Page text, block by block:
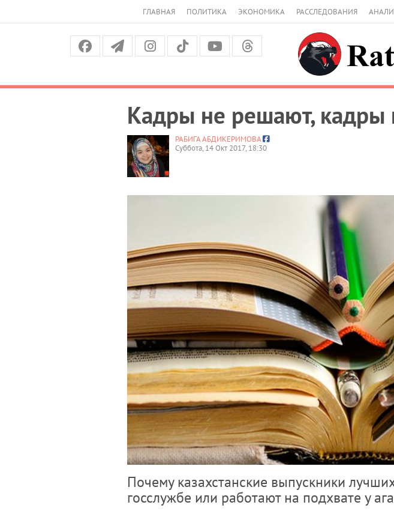
ГЛАВНАЯ ПОЛИТИКА ЭКОНОМИКА РАССЛЕДОВАНИЯ
Кадры не решают, кадры
РАБИГА АБДИКЕРИМОВА
Суббота, 14 Окт 2017, 18:30
Почему казахстанские выпускники
госслужбе или работают на подхвате у